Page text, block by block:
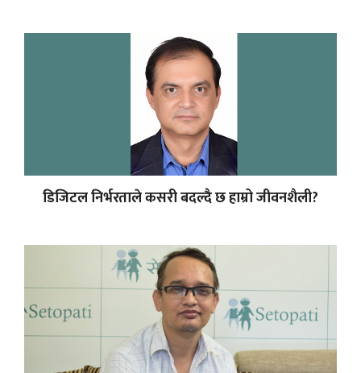
डिजिटल निर्भरताले कसरी बदल्दै छ हाम्रो जीवनशैली?